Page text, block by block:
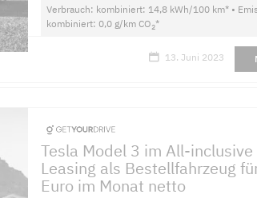
Verbrauch: kombiniert: 14,8 kWh/100 km* •
kombiniert: 0,0 g/km CO2*
13. Juni 2023
Tesla Model 3 im All-inclusive
Leasing als Bestellfahrzeug
Euro im Monat netto